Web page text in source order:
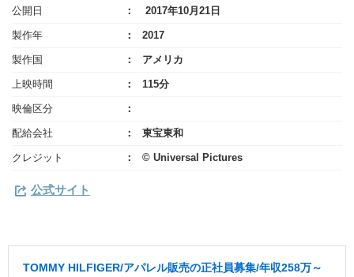
公開日 2017年10月21日
製作年 2017
製作国 アメリカ
上映時間 115分
映倫区分
配給会社 東宝東和
クレジット © Universal Pictures
公式サイト
TOMMY HILFIGER/アパレル販売の正社員募集/年収258万～